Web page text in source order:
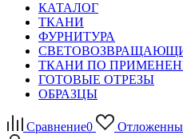
КАТАЛОГ
ТКАНИ
ФУРНИТУРА
ТКАНИ ПО
ГОТОВЫЕ ОТРЕЗЫ
ОБРАЗЦЫ
Сравнение0